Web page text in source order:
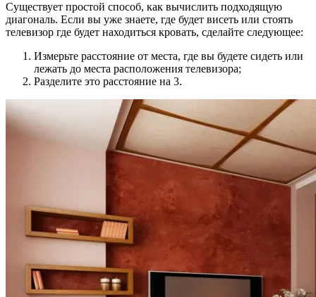
Существует простой способ, как вычислить подходящую
диагональ. Если вы уже знаете, где будет висеть или стоять
телевизор где будет находиться кровать, сделайте следующее:
Измерьте расстояние от места, где вы будете сидеть или
лежать до места расположения телевизора;
Разделите это расстояние на 3.